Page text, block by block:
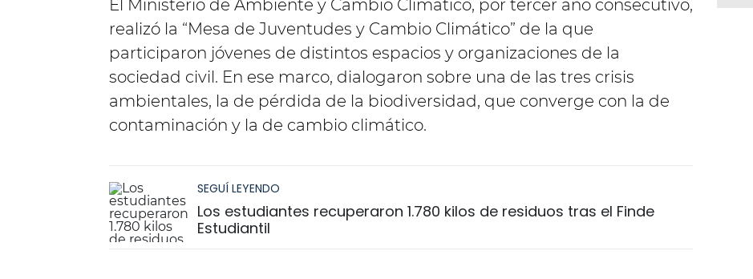
El Ministerio de Ambiente y Cambio Climático, por tercer año consecutivo,
realizó la “Mesa de Juventudes y Cambio Climático” de la que
participaron jóvenes de distintos espacios y organizaciones de la
sociedad civil. En ese marco, dialogaron sobre una de las tres crisis
ambientales, la de pérdida de la biodiversidad, que converge con la de
contaminación y la de cambio climático.
SEGUÍ LEYENDO
Los estudiantes recuperaron 1.780 kilos de residuos tras el Finde
Estudiantil